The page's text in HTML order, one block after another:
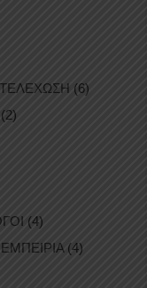
(6)
(2)
(4)
(4)